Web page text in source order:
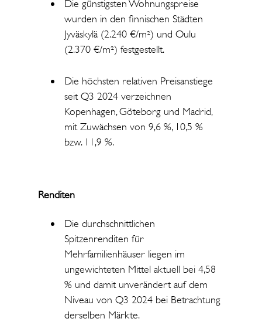
Die günstigsten Wohnungspreise
wurden in den finnischen Städten
Jyväskylä (2.240 €/m²) und Oulu
(2.370 €/m²) festgestellt.
Die höchsten relativen Preisanstiege
seit Q3 2024 verzeichnen
Kopenhagen, Göteborg und Madrid,
mit Zuwächsen von 9,6 %, 10,5 %
bzw. 11,9 %.
Renditen
Die durchschnittlichen
Spitzenrenditen für
Mehrfamilienhäuser liegen im
ungewichteten Mittel aktuell bei 4,58
% und damit unverändert auf dem
Niveau von Q3 2024 bei Betrachtung
derselben Märkte.